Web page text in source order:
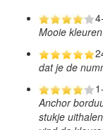
Mooie kleuren
dat je de
Anchor
stukje